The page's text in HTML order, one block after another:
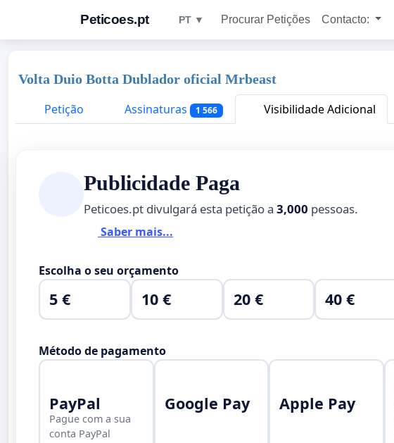
Peticoes.pt PT ▼ Procurar Petições Contacto:
Volta Duio Botta Dublador oficial Mrbeast
Petição
Assinaturas 1 566 Visibilidade Adicional
Publicidade Paga
Peticoes.pt divulgará esta petição a 3,000 pessoas.
Saber mais...
Escolha o seu orçamento
5 € 10 € 20 € 40 €
Método de pagamento
PayPal
Pague com a sua
conta PayPal
Google Pay Apple Pay